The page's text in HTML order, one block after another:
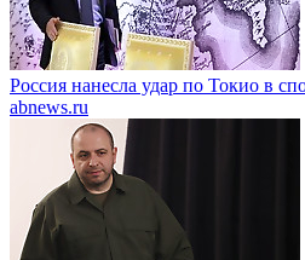
Россия нанесла удар по Токио в
abnews.ru